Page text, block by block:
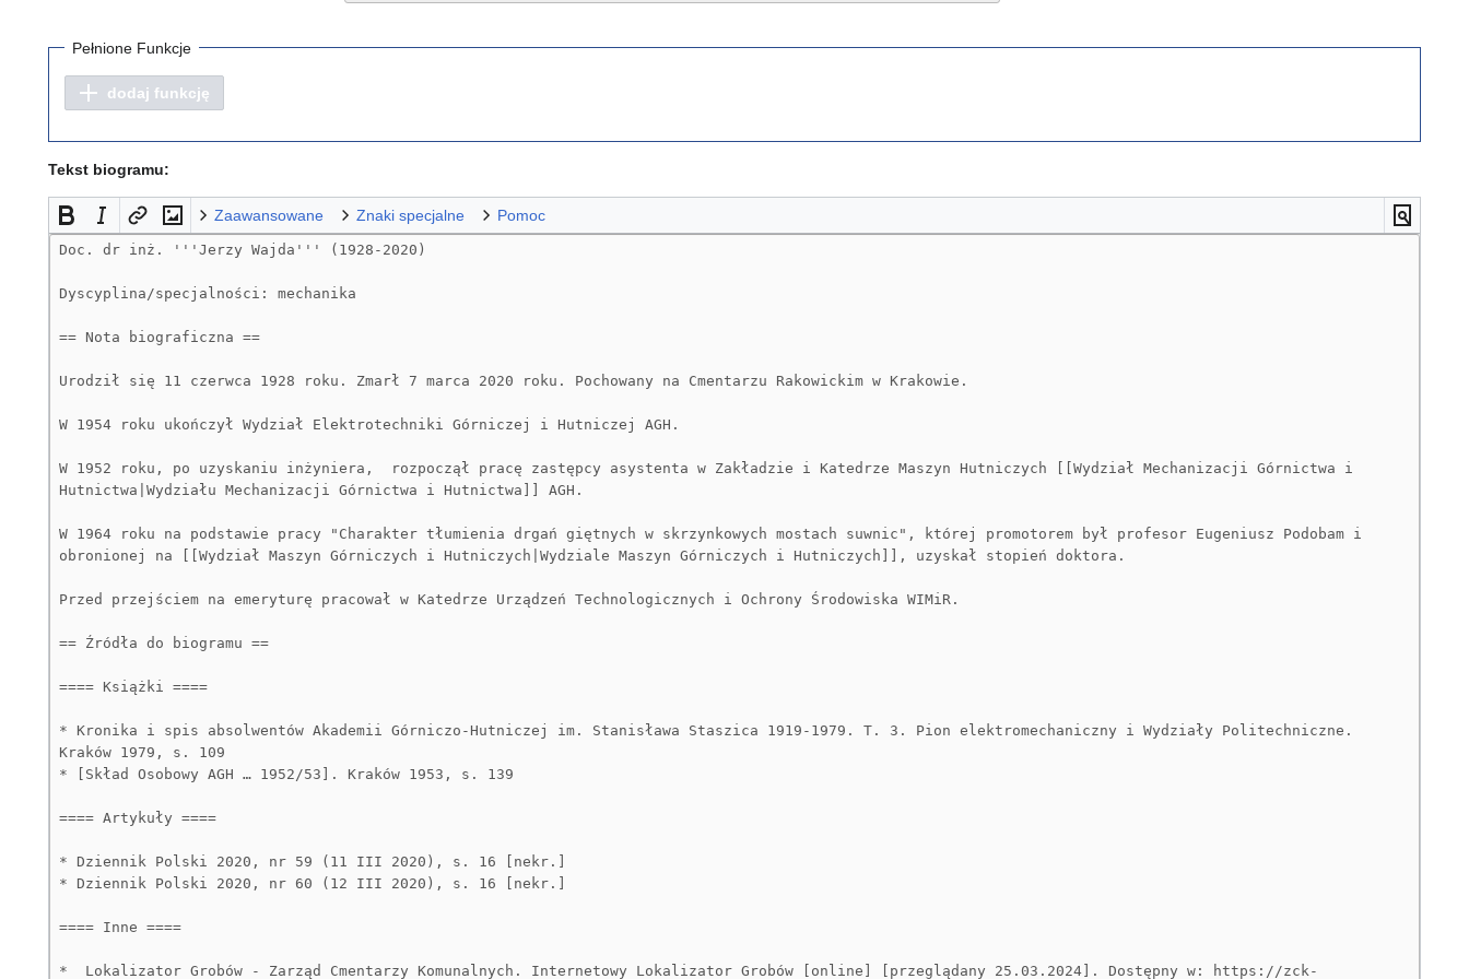
Pełnione Funkcje
dodaj funkcję
Tekst biogramu:
Zaawansowane Znaki specjalne Pomoc